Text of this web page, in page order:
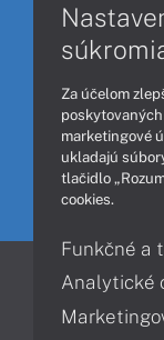
Za účelom
marketingové
ukladajú
tlačidlo
cookies.
Funkčné a
Analytické